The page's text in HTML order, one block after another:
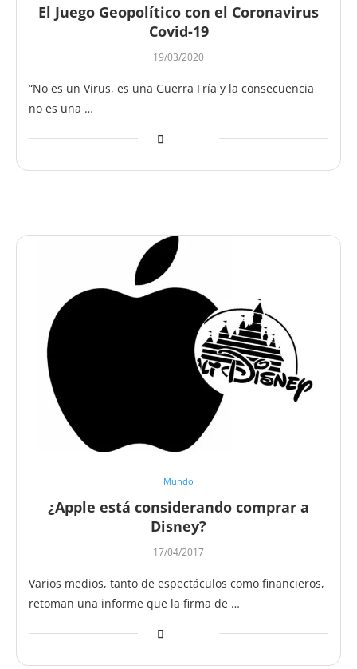
El Juego Geopolítico con el Coronavirus
Covid-19
19/03/2020
“No es un Virus, es una Guerra Fría y la consecuencia
no es una …
Mundo
¿Apple está considerando comprar a
Disney?
17/04/2017
Varios medios, tanto de espectáculos como financieros,
retoman una informe que la firma de …